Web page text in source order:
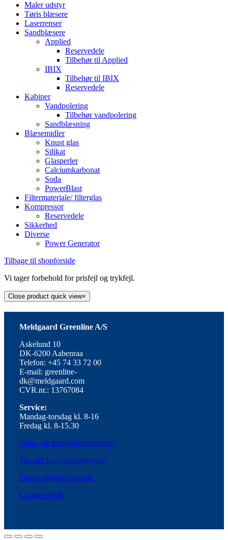
Maler udstyr
Tøris blæsere
Laserrenser
Sandblæsere
Applied
Reservedele
Tilbehør til Applied
IBIX
Tilbehør til IBIX
Reservedele
Kabiner
Vandpolering
Tilbehør vandpolering
Sandblæsning
Blæsemidler
Knust glas
Silikat
Glasperler
Calciumkarbonat
Soda
PowerBlast
Filtermateriale/ filterglas
Kompressor
Reservedele
Sikkerhed
Diverse
Power Generator
Tilbage til shopforside
Vi tager forbehold for prisfejl og trykfejl.
Close product quick view×
Meldgaard Greenline A/S
Askelund 10
DK-6200 Aabenraa
Telefon: +45 74 33 72 00
E-mail: greenline-
dk@meldgaard.com
CVR.nr.: 13767084
Service:
Mandag-torsdag kl. 8-16
Fredag kl. 8-15.30
Salgs- og leveringsbetingelser
Tilmeld Leverandørservice
Databeskyttelsespolitik
Cookiepolitik